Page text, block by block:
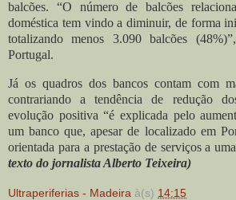
balcões. “O número de balcões
doméstica tem vindo a diminuir, de forma
totalizando menos 3.090 balcões
Portugal.
Já os quadros dos bancos contam com
contrariando a tendência de redução
evolução positiva “é explicada pelo
um banco que, apesar de localizado em
orientada para a prestação de serviços a
texto do jornalista Alberto Teixeira)
Ultraperiferias - Madeira à(s) 14:15